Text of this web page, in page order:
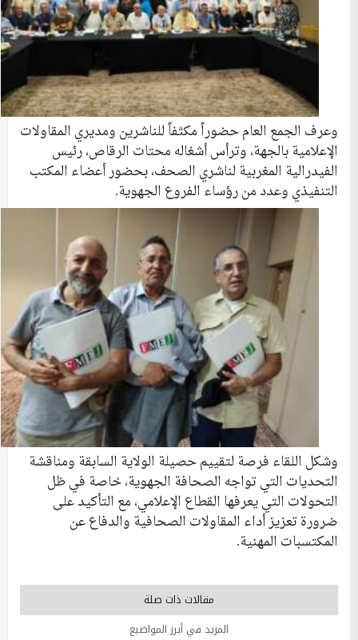
وعرف الجمع العام حضوراً مكثفاً للناشرين ومديري المقاولات
الإعلامية بالجهة، وترأس أشغاله محتات الرقاص، رئيس
الفيدرالية المغربية لناشري الصحف، بحضور أعضاء المكتب
التنفيذي وعدد من رؤساء الفروع الجهوية.
وشكل اللقاء فرصة لتقييم حصيلة الولاية السابقة ومناقشة
التحديات التي تواجه الصحافة الجهوية، خاصة في ظل
التحولات التي يعرفها القطاع الإعلامي، مع التأكيد على
ضرورة تعزيز أداء المقاولات الصحافية والدفاع عن
المكتسبات المهنية.
مقالات ذات صلة
المزيد في أبرز المواضيع